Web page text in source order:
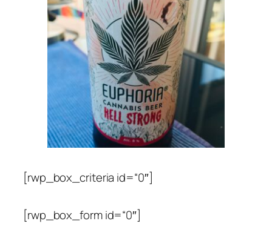
[rwp_box_criteria id=“0″]
[rwp_box_form id=“0″]